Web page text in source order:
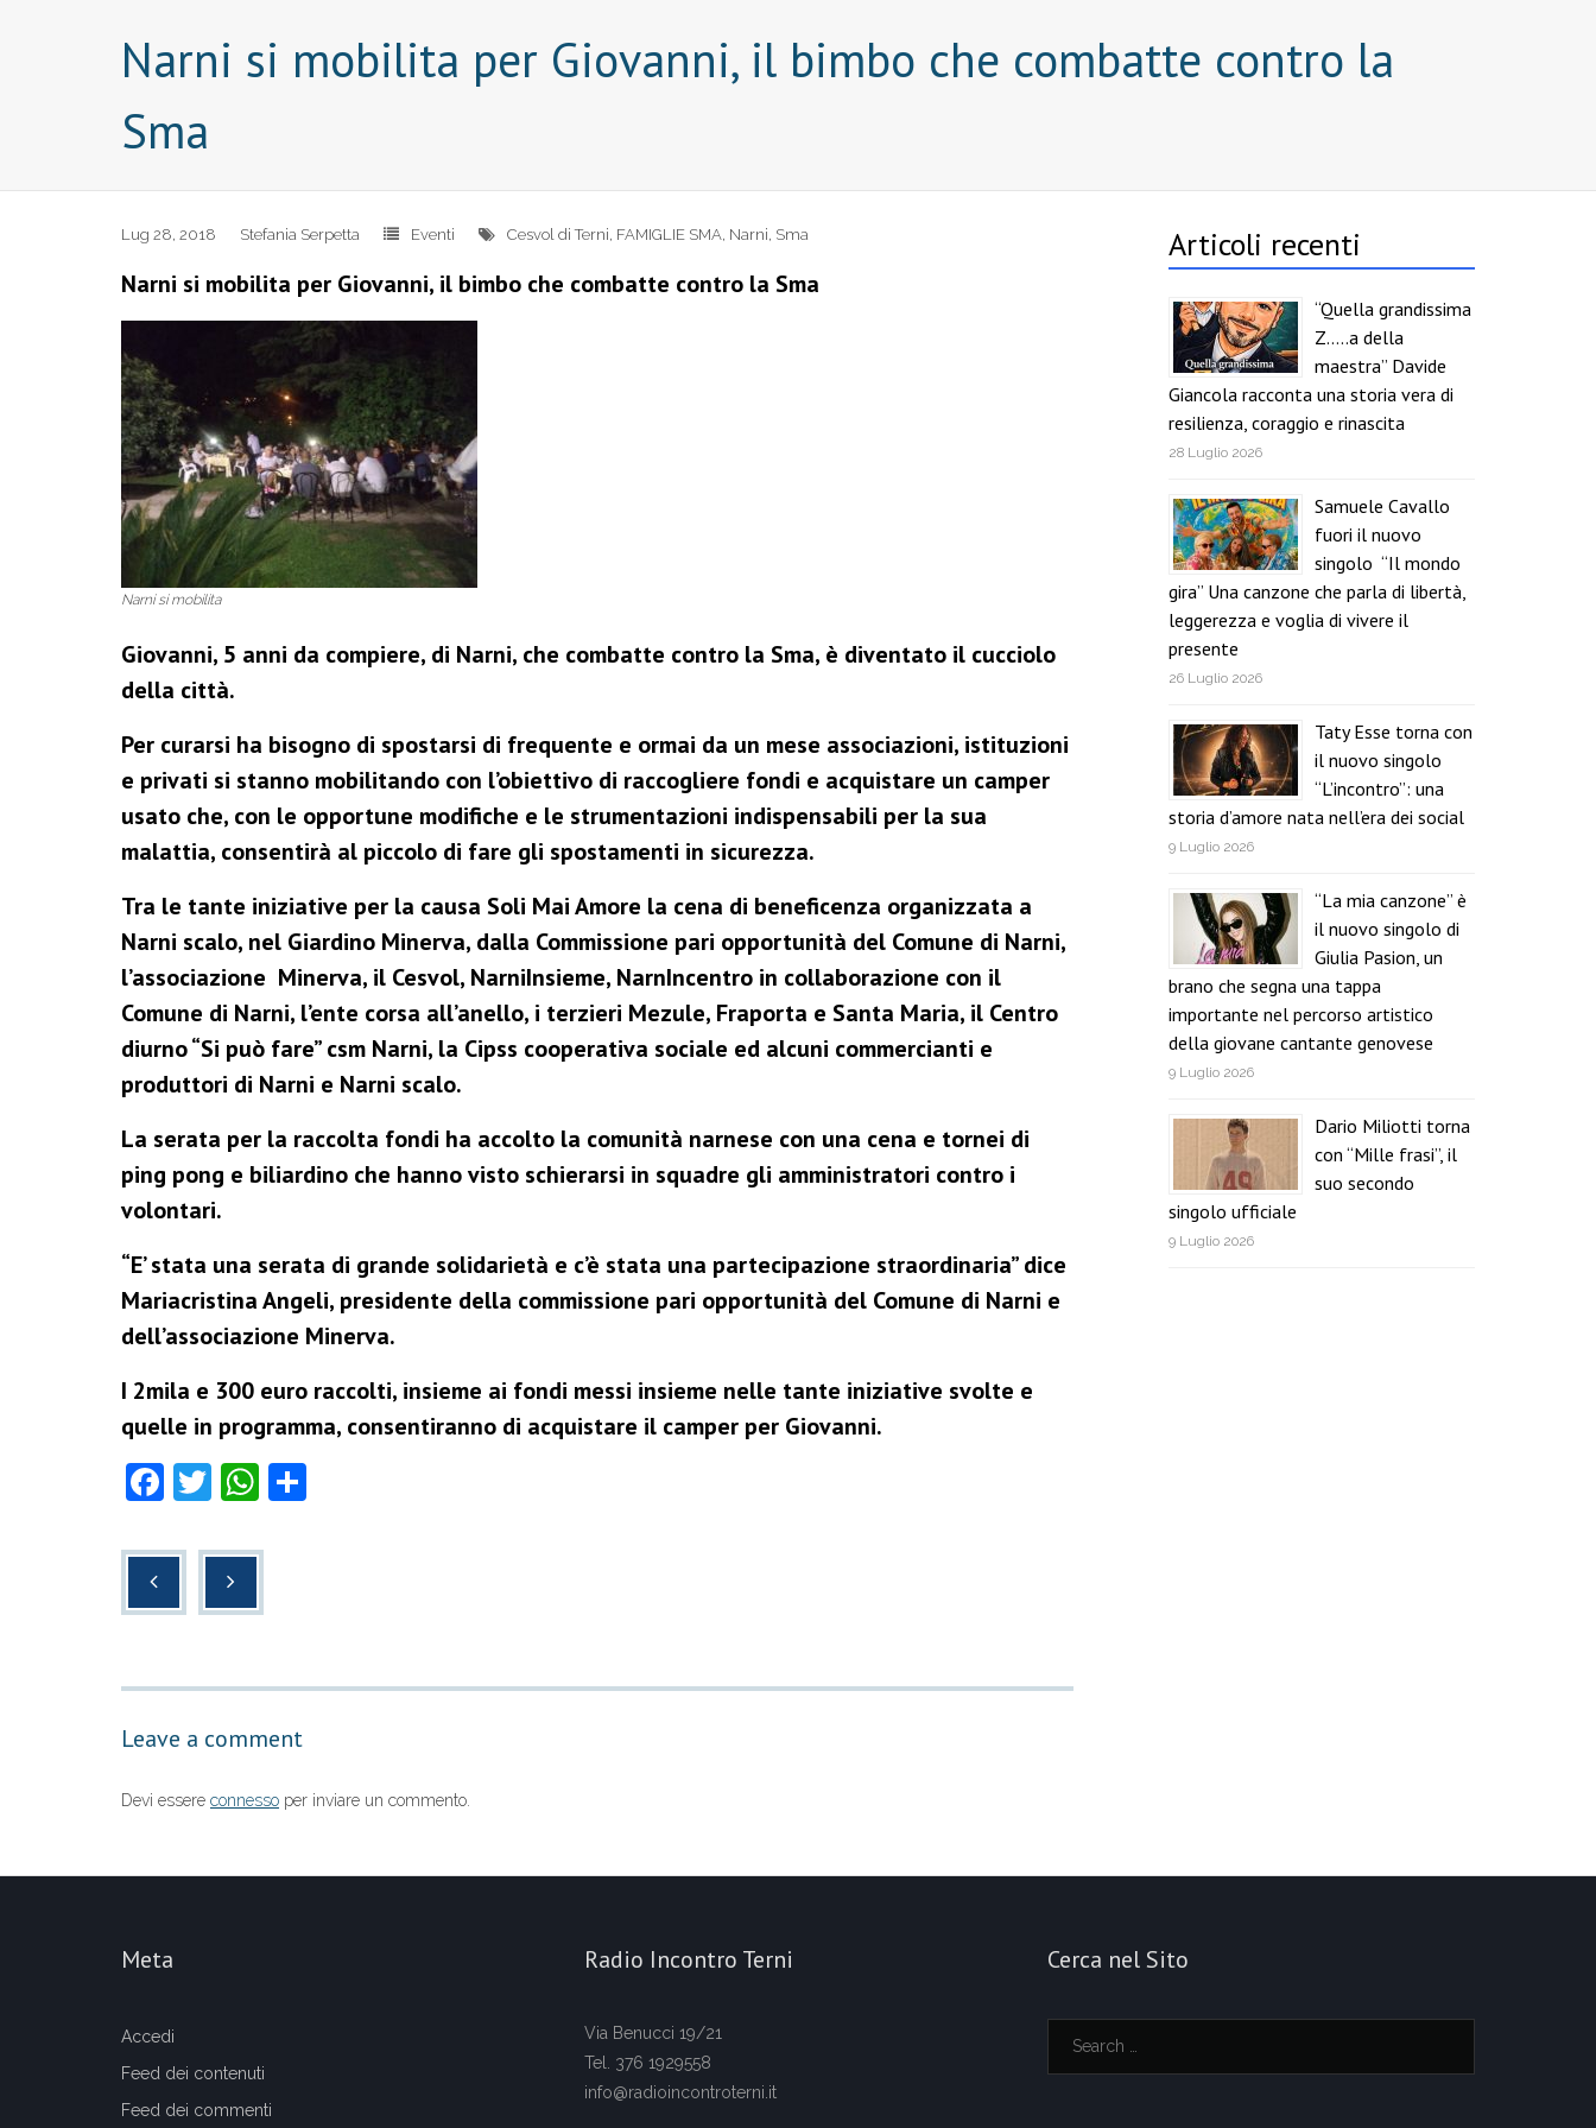
Narni si mobilita per Giovanni, il bimbo che combatte contro la
Sma
Lug 28, 2018 Stefania Serpetta Eventi Cesvol di Terni, FAMIGLIE SMA, Narni, Sma
Narni si mobilita per Giovanni, il bimbo che combatte contro la Sma
Narni si mobilita
Giovanni, 5 anni da compiere, di Narni, che combatte contro la Sma, è diventato il cucciolo
della città.
Per curarsi ha bisogno di spostarsi di frequente e ormai da un mese associazioni, istituzioni
e privati si stanno mobilitando con l’obiettivo di raccogliere fondi e acquistare un camper
usato che, con le opportune modifiche e le strumentazioni indispensabili per la sua
malattia, consentirà al piccolo di fare gli spostamenti in sicurezza.
Tra le tante iniziative per la causa Soli Mai Amore la cena di beneficenza organizzata a
Narni scalo, nel Giardino Minerva, dalla Commissione pari opportunità del Comune di Narni,
l’associazione Minerva, il Cesvol, NarniInsieme, NarnIncentro in collaborazione con il
Comune di Narni, l’ente corsa all’anello, i terzieri Mezule, Fraporta e Santa Maria, il Centro
diurno “Si può fare” csm Narni, la Cipss cooperativa sociale ed alcuni commercianti e
produttori di Narni e Narni scalo.
La serata per la raccolta fondi ha accolto la comunità narnese con una cena e tornei di
ping pong e biliardino che hanno visto schierarsi in squadre gli amministratori contro i
volontari.
“E’ stata una serata di grande solidarietà e c’è stata una partecipazione straordinaria” dice
Mariacristina Angeli, presidente della commissione pari opportunità del Comune di Narni e
dell’associazione Minerva.
I 2mila e 300 euro raccolti, insieme ai fondi messi insieme nelle tante iniziative svolte e
quelle in programma, consentiranno di acquistare il camper per Giovanni.
F
c
k
T
tt
er
W
at
Leave a comment
Devi essere connesso per inviare un commento.
Articoli recenti
“Quella grandissima
Z…..a della
maestra” Davide
Giancola racconta una storia vera di
resilienza, coraggio e rinascita
28 Luglio 2026
Samuele Cavallo
fuori il nuovo
singolo “Il mondo
gira” Una canzone che parla di libertà,
leggerezza e voglia di vivere il
presente
26 Luglio 2026
Taty Esse torna con
il nuovo singolo
“L’incontro”: una
storia d’amore nata nell’era dei social
9 Luglio 2026
“La mia canzone” è
il nuovo singolo di
Giulia Pasion, un
brano che segna una tappa
importante nel percorso artistico
della giovane cantante genovese
9 Luglio 2026
Dario Miliotti torna
con “Mille frasi”, il
suo secondo
singolo ufficiale
9 Luglio 2026
Meta
Accedi
Feed dei contenuti
Feed dei commenti
Radio Incontro Terni
Via Benucci 19/21
Tel. 376 1929558
info@radioincontroterni.it
Cerca nel Sito